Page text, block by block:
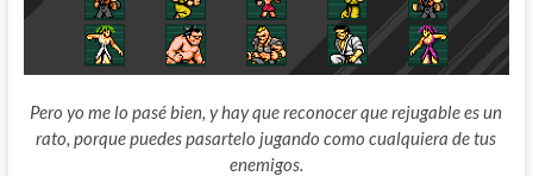
Pero yo me lo pasé bien, y hay que reconocer que rejugable es un
rato, porque puedes pasartelo jugando como cualquiera de tus
enemigos.